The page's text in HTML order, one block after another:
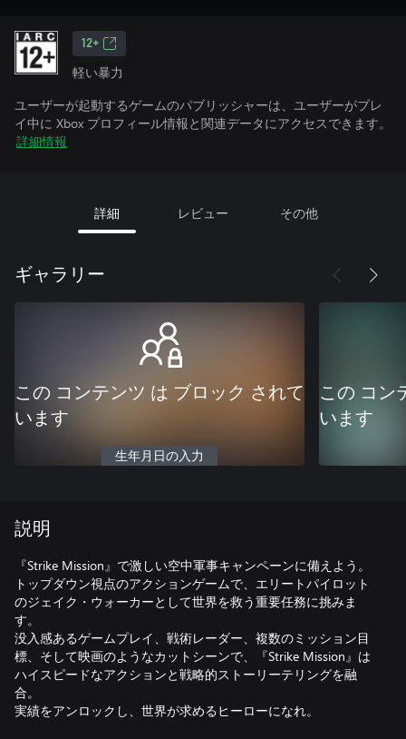
12+
軽い暴力
ユーザーが起動するゲームのパブリッシャーは、ユーザーがプレ
イ中に Xbox プロフィール情報と関連データにアクセスできます。
詳細情報
詳細 レビュー その他
ギャラリー
この コンテンツ は ブロック されて
います
生年月日の入力
この コン
います
説明
『Strike Mission』で激しい空中軍事キャンペーンに備えよう。
トップダウン視点のアクションゲームで、エリートパイロット
のジェイク・ウォーカーとして世界を救う重要任務に挑みま
す。
没入感あるゲームプレイ、戦術レーダー、複数のミッション目
標、そして映画のようなカットシーンで、『Strike Mission』は
ハイスピードなアクションと戦略的ストーリーテリングを融
合。
実績をアンロックし、世界が求めるヒーローになれ。